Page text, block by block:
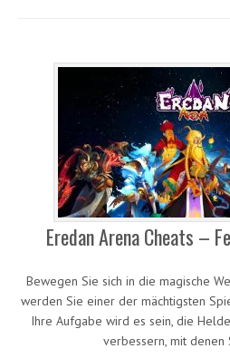
Eredan Arena Cheats –
Bewegen Sie sich in die magische
werden Sie einer der mächtigsten
Ihre Aufgabe wird es sein, die
verbessern, mit denen